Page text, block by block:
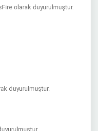
olarak duyurulmuştur.
duyurulmuştur.